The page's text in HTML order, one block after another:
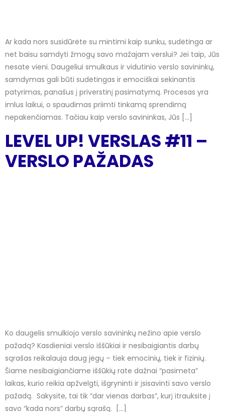
Ar kada nors susidūrėte su mintimi kaip sunku, sudėtinga ar
net baisu samdyti žmogų savo mažajam verslui? Jei taip, Jūs
nesate vieni. Daugeliui smulkaus ir vidutinio verslo savininkų,
samdymas gali būti sudėtingas ir emociškai sekinantis
patyrimas, panašus į priverstinį pasimatymą. Procesas yra
imlus laikui, o spaudimas priimti tinkamą sprendimą
nepakenčiamas. Tačiau kaip verslo savininkas, Jūs […]
LEVEL UP! VERSLAS #11 –
VERSLO PAŽADAS
Ko daugelis smulkiojo verslo savininkų nežino apie verslo
pažadą? Kasdieniai verslo iššūkiai ir nesibaigiantis darbų
sąrašas reikalauja daug jėgų – tiek emocinių, tiek ir fizinių.
Šiame nesibaigiančiame iššūkių rate dažnai “pasimeta”
laikas, kurio reikia apžvelgti, išgryninti ir įsisavinti savo verslo
pažadą. Sakysite, tai tik “dar vienas darbas”, kurį itrauksite į
savo “kada nors” darbų sąrašą. […]